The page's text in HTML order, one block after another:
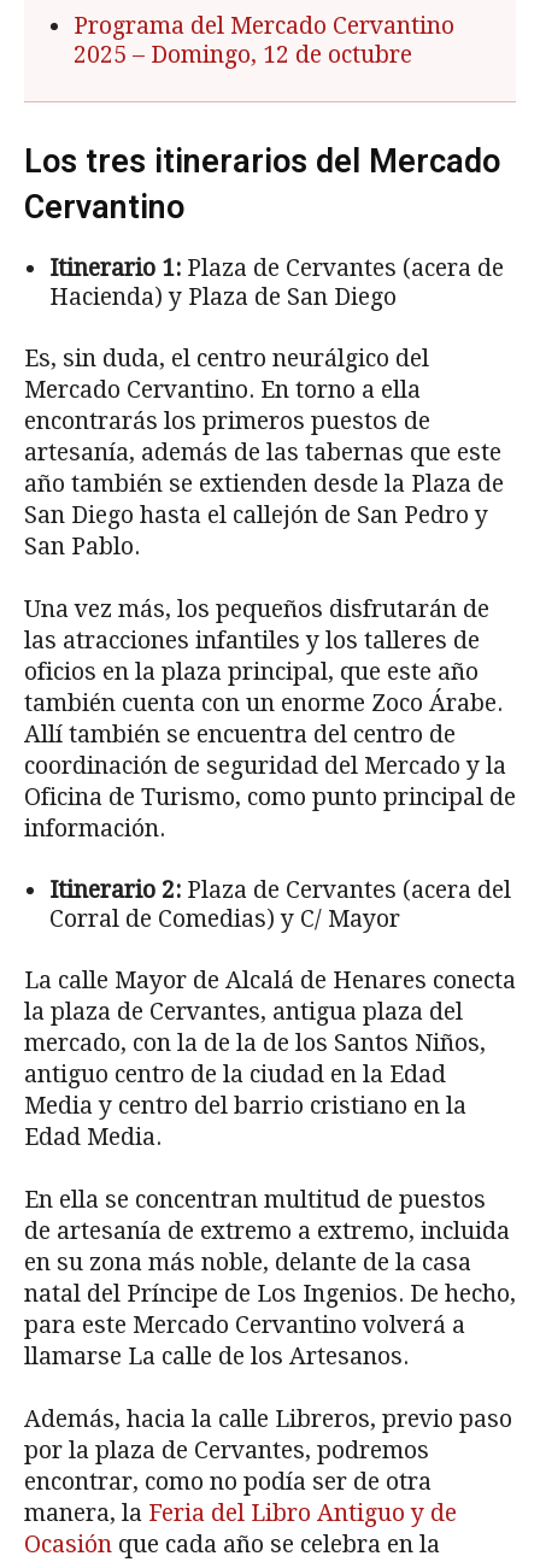
Programa del Mercado Cervantino
2025 – Domingo, 12 de octubre
Los tres itinerarios del Mercado
Cervantino
Itinerario 1: Plaza de Cervantes (acera de
Hacienda) y Plaza de San Diego
Es, sin duda, el centro neurálgico del
Mercado Cervantino. En torno a ella
encontrarás los primeros puestos de
artesanía, además de las tabernas que este
año también se extienden desde la Plaza de
San Diego hasta el callejón de San Pedro y
San Pablo.
Una vez más, los pequeños disfrutarán de
las atracciones infantiles y los talleres de
oficios en la plaza principal, que este año
también cuenta con un enorme Zoco Árabe.
Allí también se encuentra del centro de
coordinación de seguridad del Mercado y la
Oficina de Turismo, como punto principal de
información.
Itinerario 2: Plaza de Cervantes (acera del
Corral de Comedias) y C/ Mayor
La calle Mayor de Alcalá de Henares conecta
la plaza de Cervantes, antigua plaza del
mercado, con la de la de los Santos Niños,
antiguo centro de la ciudad en la Edad
Media y centro del barrio cristiano en la
Edad Media.
En ella se concentran multitud de puestos
de artesanía de extremo a extremo, incluida
en su zona más noble, delante de la casa
natal del Príncipe de Los Ingenios. De hecho,
para este Mercado Cervantino volverá a
llamarse La calle de los Artesanos.
Además, hacia la calle Libreros, previo paso
por la plaza de Cervantes, podremos
encontrar, como no podía ser de otra
manera, la Feria del Libro Antiguo y de
Ocasión que cada año se celebra en la